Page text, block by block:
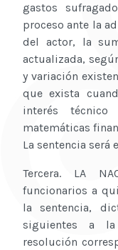
gastos
proceso ante la
del actor, la
actualizada,
y variación
que exista
interés
matemáticas
La sentencia será
Tercera. LA
funcionarios a
la sentencia,
siguientes a
resolución